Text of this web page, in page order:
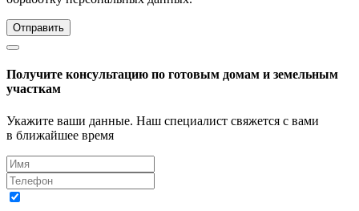
Отправить
Получите консультацию по готовым домам и земельным
участкам
Укажите ваши данные. Наш специалист свяжется с вами
в ближайшее время